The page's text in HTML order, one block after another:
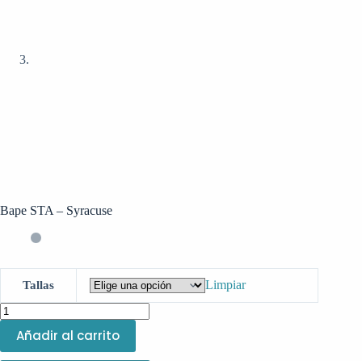
Bape STA – Syracuse
Tallas Limpiar
Añadir al carrito